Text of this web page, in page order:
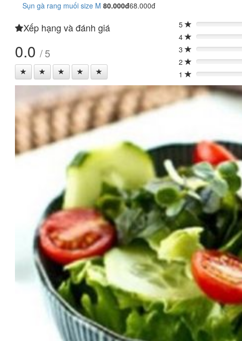
Sụn gà rang muối size M 80.000đ68.000đ
Xếp hạng và đánh giá
0.0 / 5
5 0%
4
0%
3
0%
2
0%
1
0%